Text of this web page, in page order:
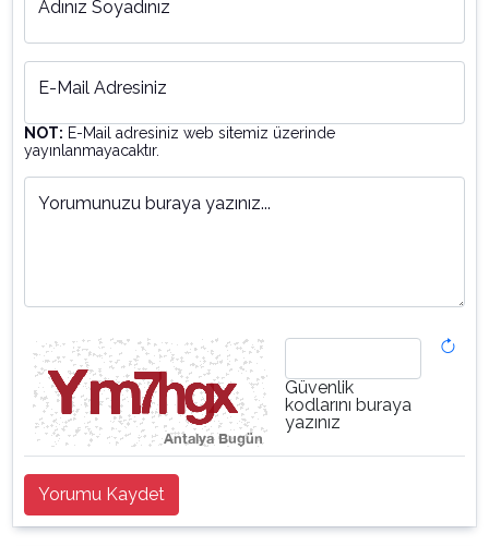
Adınız Soyadınız
E-Mail Adresiniz
NOT: E-Mail adresiniz web sitemiz üzerinde
yayınlanmayacaktır.
Yorumunuzu buraya yazınız...
Güvenlik
kodlarını buraya
yazınız
Yorumu Kaydet